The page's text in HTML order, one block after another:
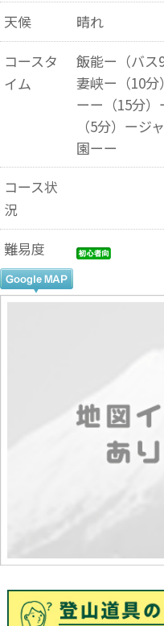
天候
晴れ
コースタ
イム
飯能ー（バス
妻峡ー（10
ーー（15分
（5分）ージ
園ーー
コース状
況
難易度